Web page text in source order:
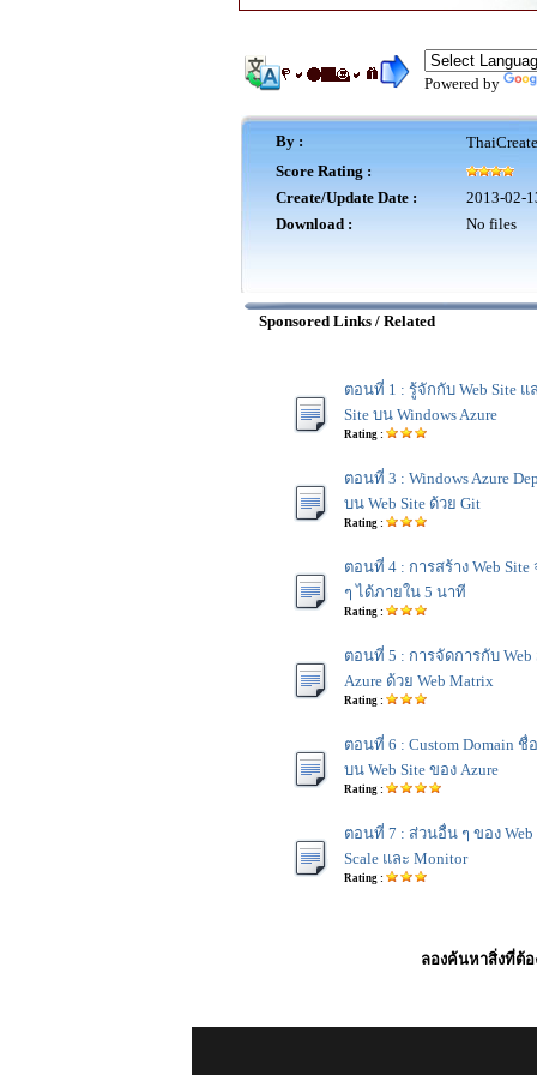
Powered by
By :
Score Rating :
Create/Update Date :
2013-02-
Download :
No files
Sponsored Links / Related
ตอนที่ 1 : รู้จักกับ Web Site แ
Site บน Windows Azure
Rating :
ตอนที่ 3 : Windows Azure
บน Web Site ด้วย Git
Rating :
ตอนที่ 4 : การสร้าง Web Site
ๆ ได้ภายใน 5 นาที
Rating :
ตอนที่ 5 : การจัดการกับ Web
Azure ด้วย Web Matrix
Rating :
ตอนที่ 6 : Custom Domain ชื่
บน Web Site ของ Azure
Rating :
ตอนที่ 7 : ส่วนอื่น ๆ ของ Web
Scale และ Monitor
Rating :
ลองค้นหาสิ่งที่ต้อ